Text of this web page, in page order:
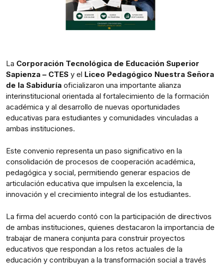
La Corporación Tecnológica de Educación Superior
Sapienza – CTES y el Liceo Pedagógico Nuestra Señora
de la Sabiduría oficializaron una importante alianza
interinstitucional orientada al fortalecimiento de la formación
académica y al desarrollo de nuevas oportunidades
educativas para estudiantes y comunidades vinculadas a
ambas instituciones.
Este convenio representa un paso significativo en la
consolidación de procesos de cooperación académica,
pedagógica y social, permitiendo generar espacios de
articulación educativa que impulsen la excelencia, la
innovación y el crecimiento integral de los estudiantes.
La firma del acuerdo contó con la participación de directivos
de ambas instituciones, quienes destacaron la importancia de
trabajar de manera conjunta para construir proyectos
educativos que respondan a los retos actuales de la
educación y contribuyan a la transformación social a través